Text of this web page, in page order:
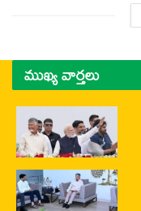
ముఖ్య వార్తలు